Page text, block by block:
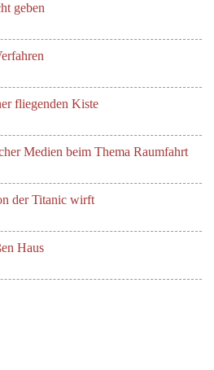
geben
fliegenden Kiste
Medien beim Thema Raumfahrt
der Titanic wirft
Haus